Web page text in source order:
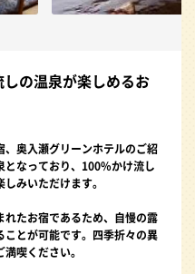
の温泉が楽しめるお
奥入瀬グリーンホテルのご紹
となっており、100%かけ流し
みいただけます。
たお宿であるため、自慢の露
とが可能です。四季折々の異
喫ください。